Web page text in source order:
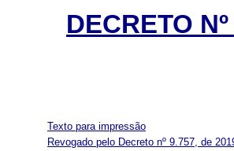
DECRETO
Texto para impressão
Revogado pelo Decreto nº 9.757, de